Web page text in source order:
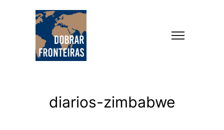
diarios-zimbabwe